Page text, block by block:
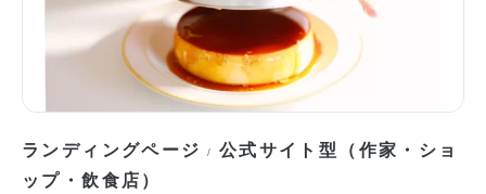
ランディングページ / 公式サイト型（作家・ショ
ップ・飲食店）